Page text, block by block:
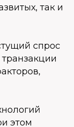
так и
спрос
этом